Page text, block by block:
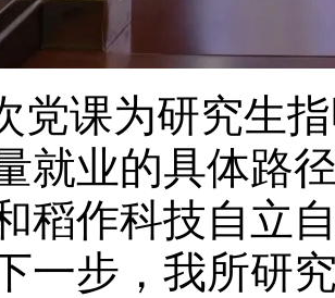
党课为研究生
就业的具体路
稻作科技自立
一步，我所研